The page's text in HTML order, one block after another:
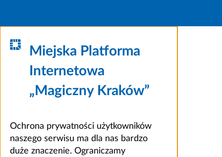
Miejska Platforma
Internetowa
„Magiczny Kraków”
Ochrona prywatności użytkowników
naszego serwisu ma dla nas bardzo
duże znaczenie. Ograniczamy